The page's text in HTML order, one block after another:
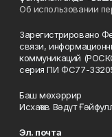
Об использовании
Зарегистрировано
связи,
коммуникаций
серия ПИ ФС77-33205
Баш мөхәррир
Исхаҡов Вәдүт
Эл. почта